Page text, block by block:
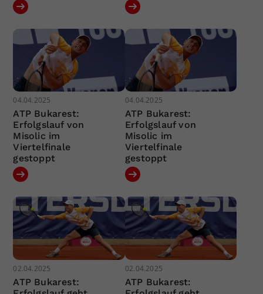
04.04.2025
ATP Bukarest:
Erfolgslauf von
Misolic im
Viertelfinale
gestoppt
04.04.2025
ATP Bukarest:
Erfolgslauf von
Misolic im
Viertelfinale
gestoppt
02.04.2025
ATP Bukarest:
02.04.2025
ATP Bukarest: